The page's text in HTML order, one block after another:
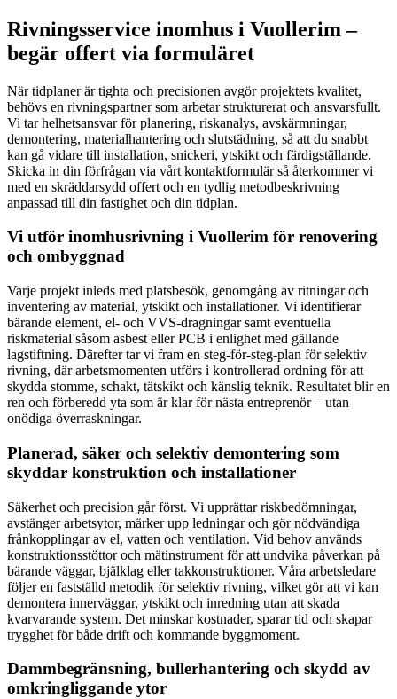
Rivningsservice inomhus i Vuollerim –
begär offert via formuläret
När tidplaner är tighta och precisionen avgör projektets kvalitet,
behövs en rivningspartner som arbetar strukturerat och ansvarsfullt.
Vi tar helhetsansvar för planering, riskanalys, avskärmningar,
demontering, materialhantering och slutstädning, så att du snabbt
kan gå vidare till installation, snickeri, ytskikt och färdigställande.
Skicka in din förfrågan via vårt kontaktformulär så återkommer vi
med en skräddarsydd offert och en tydlig metodbeskrivning
anpassad till din fastighet och din tidplan.
Vi utför inomhusrivning i Vuollerim för renovering
och ombyggnad
Varje projekt inleds med platsbesök, genomgång av ritningar och
inventering av material, ytskikt och installationer. Vi identifierar
bärande element, el- och VVS-dragningar samt eventuella
riskmaterial såsom asbest eller PCB i enlighet med gällande
lagstiftning. Därefter tar vi fram en steg-för-steg-plan för selektiv
rivning, där arbetsmomenten utförs i kontrollerad ordning för att
skydda stomme, schakt, tätskikt och känslig teknik. Resultatet blir en
ren och förberedd yta som är klar för nästa entreprenör – utan
onödiga överraskningar.
Planerad, säker och selektiv demontering som
skyddar konstruktion och installationer
Säkerhet och precision går först. Vi upprättar riskbedömningar,
avstänger arbetsytor, märker upp ledningar och gör nödvändiga
frånkopplingar av el, vatten och ventilation. Vid behov används
konstruktionsstöttor och mätinstrument för att undvika påverkan på
bärande väggar, bjälklag eller takkonstruktioner. Våra arbetsledare
följer en fastställd metodik för selektiv rivning, vilket gör att vi kan
demontera innerväggar, ytskikt och inredning utan att skada
kvarvarande system. Det minskar kostnader, sparar tid och skapar
trygghet för både drift och kommande byggmoment.
Dammbegränsning, bullerhantering och skydd av
omkringliggande ytor